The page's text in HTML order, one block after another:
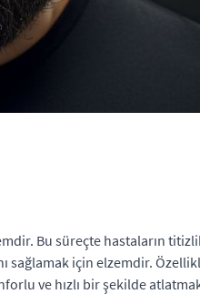
Bu süreçte hastaların
sağlamak için elzemdir.
ve hızlı bir şekilde